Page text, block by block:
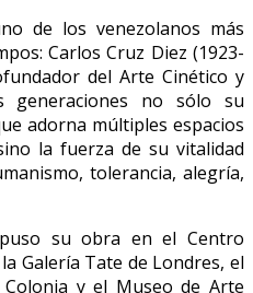
de los venezolanos más
Carlos Cruz Diez (1923-
del Arte Cinético y
generaciones no sólo su
adorna múltiples espacios
la fuerza de su vitalidad
tolerancia, alegría,
su obra en el Centro
Galería Tate de Londres, el
y el Museo de Arte